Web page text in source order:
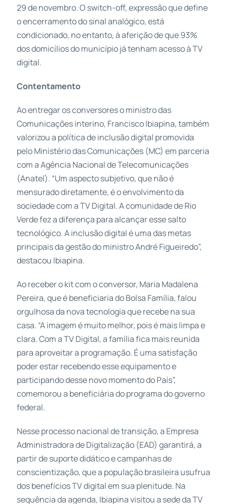
29 de novembro. O switch-off, expressão que define
o encerramento do sinal analógico, está
condicionado, no entanto, à aferição de que 93%
dos domicílios do município já tenham acesso à TV
digital.
Contentamento
Ao entregar os conversores o ministro das
Comunicações interino, Francisco Ibiapina, também
valorizou a política de inclusão digital promovida
pelo Ministério das Comunicações (MC) em parceria
com a Agência Nacional de Telecomunicações
(Anatel). “Um aspecto subjetivo, que não é
mensurado diretamente, é o envolvimento da
sociedade com a TV Digital. A comunidade de Rio
Verde fez a diferença para alcançar esse salto
tecnológico. A inclusão digital é uma das metas
principais da gestão do ministro André Figueiredo”,
destacou Ibiapina.
Ao receber o kit com o conversor, Maria Madalena
Pereira, que é beneficiaria do Bolsa Família, falou
orgulhosa da nova tecnologia que recebe na sua
casa. “A imagem é muito melhor, pois é mais limpa e
clara. Com a TV Digital, a família fica mais reunida
para aproveitar a programação. É uma satisfação
poder estar recebendo esse equipamento e
participando desse novo momento do País”,
comemorou a beneficiária do programa do governo
federal.
Nesse processo nacional de transição, a Empresa
Administradora de Digitalização (EAD) garantirá, a
partir de suporte didático e campanhas de
conscientização, que a população brasileira usufrua
dos benefícios TV digital em sua plenitude. Na
sequência da agenda, Ibiapina visitou a sede da TV